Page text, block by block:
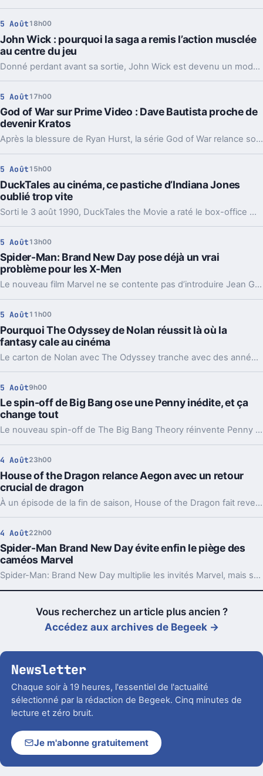
5 Août 18h00
John Wick : pourquoi la saga a remis l’action musclée
au centre du jeu
Donné perdant avant sa sortie, John Wick est devenu un modèle pour le cinéma d’action. Et pour Keanu Reeves, ce succès tient aussi au respect du public.
5 Août 17h00
God of War sur Prime Video : Dave Bautista proche de
devenir Kratos
Après la blessure de Ryan Hurst, la série God of War relance son casting principal. Dave Bautista négocie pour reprendre Kratos et relancer le tournage.
5 Août 15h00
DuckTales au cinéma, ce pastiche d’Indiana Jones
oublié trop vite
Sorti le 3 août 1990, DuckTales the Movie a raté le box-office malgré de bonnes critiques. Son vrai intérêt est ailleurs, dans un étonnant aller-retour avec Indiana Jones.
5 Août 13h00
Spider-Man: Brand New Day pose déjà un vrai
problème pour les X-Men
Le nouveau film Marvel ne se contente pas d’introduire Jean Grey. Il installe aussi une technologie et un antagoniste qui sentent très fort le Weapon X.
5 Août 11h00
Pourquoi The Odyssey de Nolan réussit là où la
fantasy cale au cinéma
Le carton de Nolan avec The Odyssey tranche avec des années d'échecs pour la fantasy épique. La vraie différence tient moins au casting qu'à la mise en scène.
5 Août9h00
Le spin-off de Big Bang ose une Penny inédite, et ça
change tout
Le nouveau spin-off de The Big Bang Theory réinvente Penny en survivante anti-IA. Un simple caméo, mais pas si anodin.
4 Août23h00
House of the Dragon relance Aegon avec un retour
crucial de dragon
À un épisode de la fin de saison, House of the Dragon fait revenir Sunfyre. Un choc qui change la guerre et prépare déjà la dernière saison.
4 Août22h00
Spider-Man Brand New Day évite enfin le piège des
caméos Marvel
Spider-Man: Brand New Day multiplie les invités Marvel, mais sans tourner à la pub géante. C’est rare dans le MCU récent, et ça change beaucoup.
Vous recherchez un article plus ancien ?
Accédez aux archives de Begeek →
Newsletter
Chaque soir à 19 heures, l'essentiel de l'actualité
sélectionné par la rédaction de Begeek. Cinq minutes de
lecture et zéro bruit.
Je m'abonne gratuitement